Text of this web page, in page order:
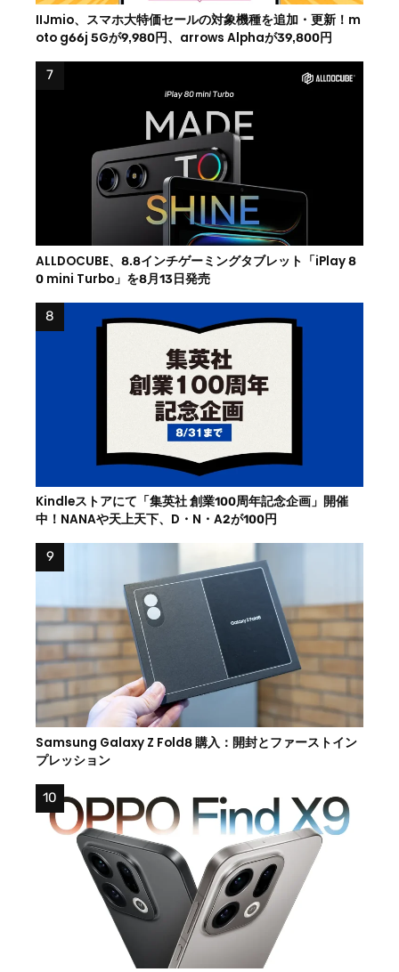
IIJmio、スマホ大特価セールの対象機種を追加・更新！m
oto g66j 5Gが9,980円、arrows Alphaが39,800円
ALLDOCUBE、8.8インチゲーミングタブレット「iPlay 8
0 mini Turbo」を8月13日発売
Kindleストアにて「集英社 創業100周年記念企画」開催
中！NANAや天上天下、D・N・A2が100円
Samsung Galaxy Z Fold8 購入：開封とファーストイン
プレッション